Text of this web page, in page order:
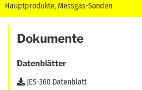
Hauptprodukte, Messgas-Sonden
Dokumente
Datenblätter
JES-360 Datenblatt